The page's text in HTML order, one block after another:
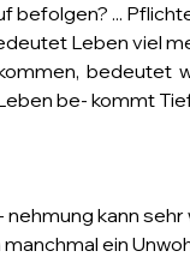
...
Leben viel
bedeutet
be- kommt
nehmung kann
ein